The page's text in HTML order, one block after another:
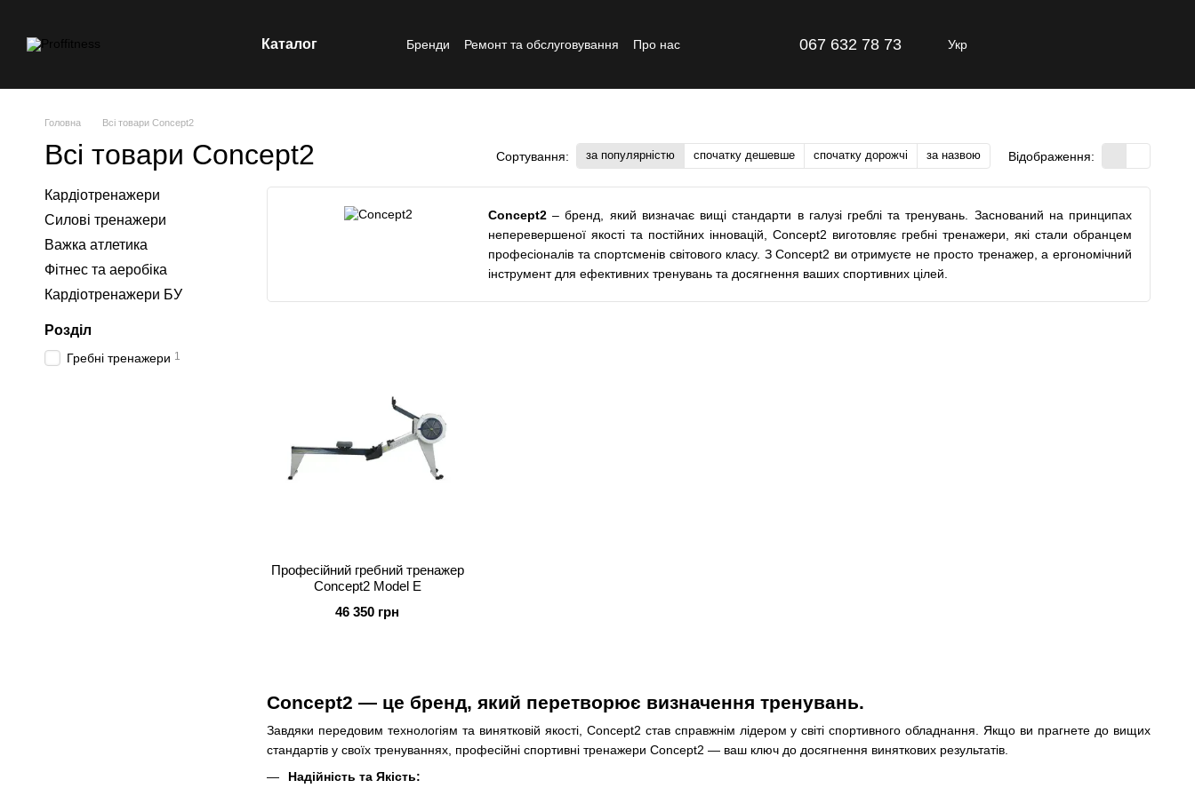
Каталог Бренди Ремонт та обслуговування
Про нас
067 632 78 73 Укр
Головна Всі товари Concept2
Всі товари Concept2 Сортування: за популярністю спочатку дешевше спочатку дорожчі за назвою Відображення:
Concept2 — це бренд, який перетворює визначення тренувань.
Завдяки передовим технологіям та винятковій якості, Concept2 став справжнім лідером у світі спортивного обладнання. Якщо ви прагнете до вищих
стандартів у своїх тренуваннях, професійні спортивні тренажери Concept2 — ваш ключ до досягнення виняткових результатів.
Надійність та Якість:
Concept2 – бренд, який визначає вищі стандарти в галузі греблі та тренувань. Заснований на принципах
неперевершеної якості та постійних інновацій, Concept2 виготовляє гребні тренажери, які стали обранцем
професіоналів та спортсменів світового класу. З Concept2 ви отримуєте не просто тренажер, а ергономічний
інструмент для ефективних тренувань та досягнення ваших спортивних цілей.
Професійний гребний тренажер
Concept2 Model Е
46 350 грн
Кардіотренажери
Силові тренажери
Важка атлетика
Фітнес та аеробіка
Кардіотренажери БУ
Розділ
Гребні тренажери 1